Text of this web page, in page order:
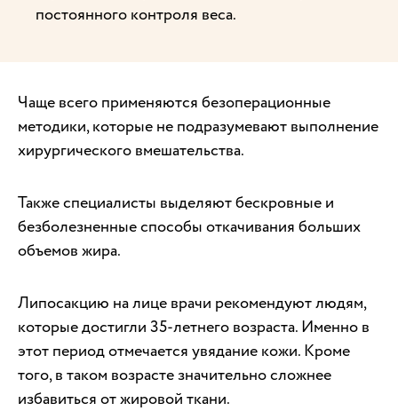
постоянного контроля веса.
Чаще всего применяются безоперационные
методики, которые не подразумевают выполнение
хирургического вмешательства.
Также специалисты выделяют бескровные и
безболезненные способы откачивания больших
объемов жира.
Липосакцию на лице врачи рекомендуют людям,
которые достигли 35-летнего возраста. Именно в
этот период отмечается увядание кожи. Кроме
того, в таком возрасте значительно сложнее
избавиться от жировой ткани.